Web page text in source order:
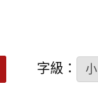
搜
字級： 小